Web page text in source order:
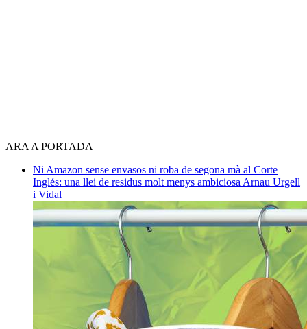
ARA A PORTADA
Ni Amazon sense envasos ni roba de segona mà al Corte
Inglés: una llei de residus molt menys ambiciosa Arnau Urgell
i Vidal